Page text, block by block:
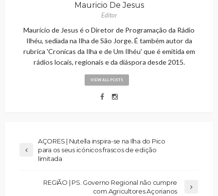
Mauricio De Jesus
Editor
Maurício de Jesus é o Diretor de Programação da Rádio
Ilhéu, sediada na Ilha de São Jorge. É também autor da
rubrica 'Cronicas da Ilha e de Um Ilhéu' que é emitida em
rádios locais, regionais e da diáspora desde 2015.
VIEW ALL POSTS
AÇORES | Nutella inspira-se na Ilha do Pico
para os seus icónicos frascos de edição
limitada
REGIÃO | PS. Governo Regional não cumpre
com Agricultores Açorianos